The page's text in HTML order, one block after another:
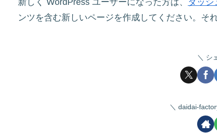
新しく WordPress ユーザーになった方は、
ダッシ
ンツを含む新しいページを作成してください。そ
シ
daidai-